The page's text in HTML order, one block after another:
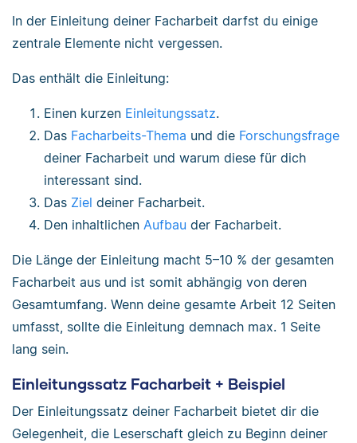
In der Einleitung deiner Facharbeit darfst du einige
zentrale Elemente nicht vergessen.
Das enthält die Einleitung:
Einen kurzen Einleitungssatz.
Das Facharbeits-Thema und die Forschungsfrage
deiner Facharbeit und warum diese für dich
interessant sind.
Das Ziel deiner Facharbeit.
Den inhaltlichen Aufbau der Facharbeit.
Die Länge der Einleitung macht 5–10 % der gesamten
Facharbeit aus und ist somit abhängig von deren
Gesamtumfang. Wenn deine gesamte Arbeit 12 Seiten
umfasst, sollte die Einleitung demnach max. 1 Seite
lang sein.
Einleitungssatz Facharbeit + Beispiel
Der Einleitungssatz deiner Facharbeit bietet dir die
Gelegenheit, die Leserschaft gleich zu Beginn deiner